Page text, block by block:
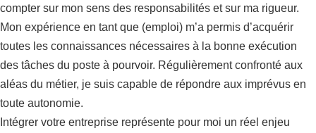
compter sur mon sens des responsabilités et sur ma rigueur.
Mon expérience en tant que (emploi) m’a permis d’acquérir
toutes les connaissances nécessaires à la bonne exécution
des tâches du poste à pourvoir. Régulièrement confronté aux
aléas du métier, je suis capable de répondre aux imprévus en
toute autonomie.
Intégrer votre entreprise représente pour moi un réel enjeu